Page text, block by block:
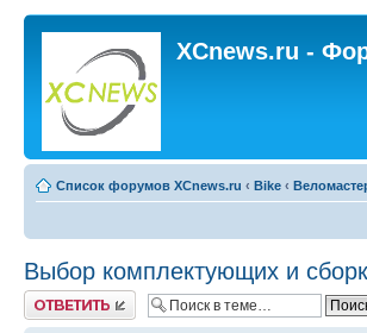
XCnews.ru -
Список форумов XCnews.ru ‹ Bike ‹
Выбор комплектующих и
Ответить